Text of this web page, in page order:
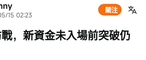
15 02:23
關注
，新資金未入場前突破仍